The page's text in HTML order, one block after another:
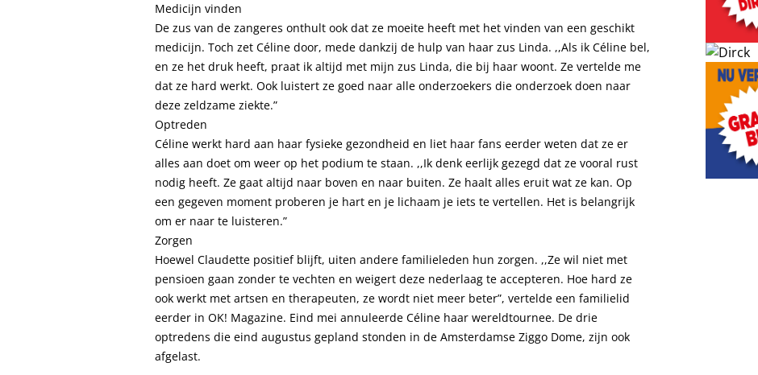
Medicijn vinden
De zus van de zangeres onthult ook dat ze moeite heeft met het vinden van een geschikt
medicijn. Toch zet Céline door, mede dankzij de hulp van haar zus Linda. ,,Als ik Céline bel,
en ze het druk heeft, praat ik altijd met mijn zus Linda, die bij haar woont. Ze vertelde me
dat ze hard werkt. Ook luistert ze goed naar alle onderzoekers die onderzoek doen naar
deze zeldzame ziekte.”
Optreden
Céline werkt hard aan haar fysieke gezondheid en liet haar fans eerder weten dat ze er
alles aan doet om weer op het podium te staan. ,,Ik denk eerlijk gezegd dat ze vooral rust
nodig heeft. Ze gaat altijd naar boven en naar buiten. Ze haalt alles eruit wat ze kan. Op
een gegeven moment proberen je hart en je lichaam je iets te vertellen. Het is belangrijk
om er naar te luisteren.”
Zorgen
Hoewel Claudette positief blijft, uiten andere familieleden hun zorgen. ,,Ze wil niet met
pensioen gaan zonder te vechten en weigert deze nederlaag te accepteren. Hoe hard ze
ook werkt met artsen en therapeuten, ze wordt niet meer beter”, vertelde een familielid
eerder in OK! Magazine. Eind mei annuleerde Céline haar wereldtournee. De drie
optredens die eind augustus gepland stonden in de Amsterdamse Ziggo Dome, zijn ook
afgelast.